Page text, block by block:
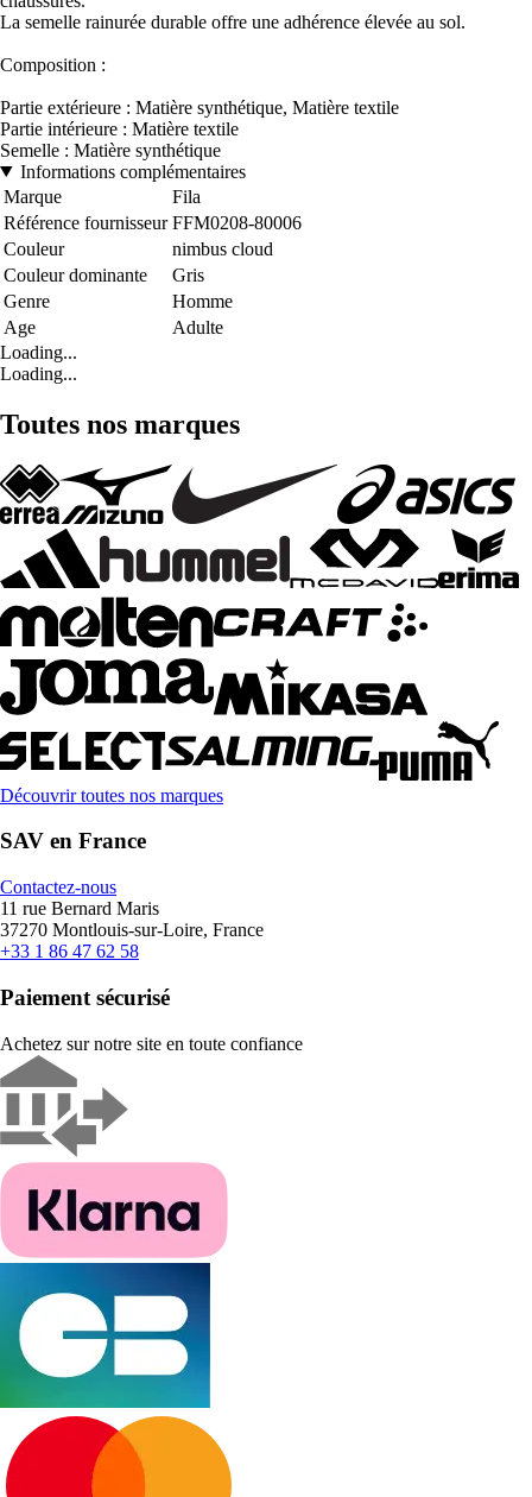
La semelle rainurée durable offre une adhérence élevée au sol.
Composition :
Partie extérieure : Matière synthétique, Matière textile
Partie intérieure : Matière textile
Semelle : Matière synthétique
Informations complémentaires
Marque
Fila
Référence fournisseur FFM0208-80006
Couleur
nimbus cloud
Couleur dominante
Gris
Genre
Homme
Age
Adulte
Loading...
Loading...
Toutes nos marques
Découvrir toutes nos marques
SAV en France
Contactez-nous
11 rue Bernard Maris
37270 Montlouis-sur-Loire, France
+33 1 86 47 62 58
Paiement sécurisé
Achetez sur notre site en toute confiance